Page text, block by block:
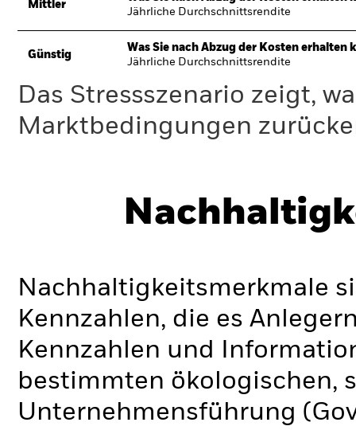
Mittler
Jährliche Durchschnittsrendite
Günstig
Was Sie nach Abzug der Kosten erhalten
Jährliche Durchschnittsrendite
Das Stressszenario zeigt,
Marktbedingungen
Nachhaltigkeitsmerkmale
Kennzahlen, die es
Kennzahlen und
bestimmten ökologischen,
Unternehmensführung